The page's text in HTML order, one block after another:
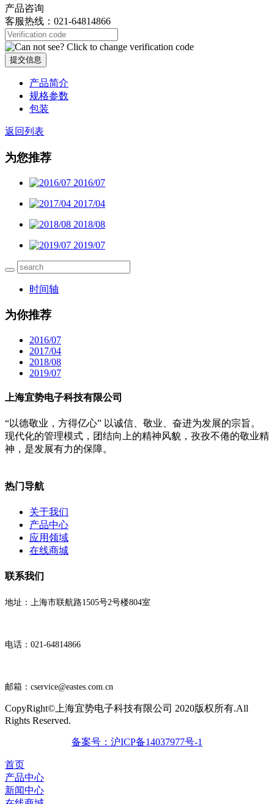
产品咨询
客服热线：021-64814866
提交信息
产品简介
规格参数
包装
返回列表
为您推荐
2016/07
2017/04
2018/08
2019/07
时间轴
为你推荐
2016/07
2017/04
2018/08
2019/07
上海宜势电子科技有限公司
“以德敬业，方得亿心” 以诚信、敬业、奋进为发展的宗旨。
现代化的管理模式，团结向上的精神风貌，孜孜不倦的敬业精
神，是发展有力的保障。
热门导航
关于我们
产品中心
应用领域
在线商城
联系我们
地址：上海市联航路1505号2号楼804室
电话：021-64814866
邮箱：cservice@eastes.com.cn
CopyRight©上海宜势电子科技有限公司 2020版权所有.All
Rights Reserved.
备案号：沪ICP备14037977号-1
首页
产品中心
新闻中心